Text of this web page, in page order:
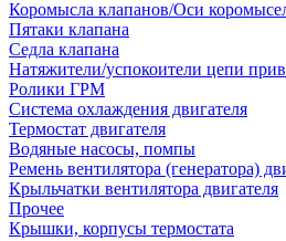
Коромысла клапанов/Оси
Пятаки клапана
Седла клапана
Натяжители/успокоители цепи
Ролики ГРМ
Система охлаждения двигателя
Термостат двигателя
Водяные насосы, помпы
Ремень вентилятора (генератора)
Крыльчатки вентилятора двигателя
Прочее
Крышки, корпусы термостата